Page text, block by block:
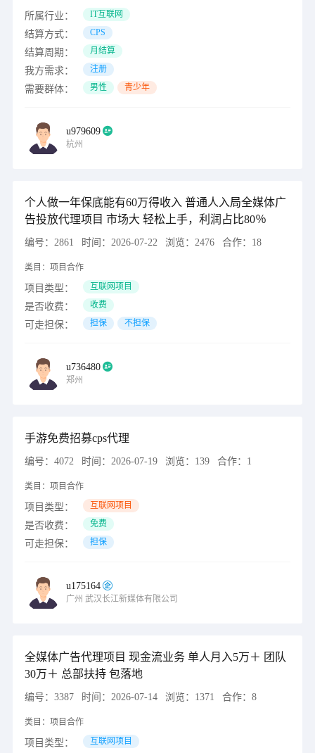
所属行业： IT互联网
结算方式： CPS
结算周期： 月结算
我方需求： 注册
需要群体： 男性 青少年
u979609
杭州
个人做一年保底能有60万得收入 普通人入局全媒体广
告投放代理项目 市场大 轻松上手，利润占比80％
编号： 2861 时间： 2026-07-22 浏览： 2476 合作： 18
类目： 项目合作
项目类型： 互联网项目
是否收费： 收费
可走担保： 担保 不担保
u736480
郑州
手游免费招募cps代理
编号： 4072 时间： 2026-07-19 浏览： 139 合作： 1
类目： 项目合作
项目类型： 互联网项目
是否收费： 免费
可走担保： 担保
u175164
广州 武汉长江新媒体有限公司
全媒体广告代理项目 现金流业务 单人月入5万＋ 团队
30万＋ 总部扶持 包落地
编号： 3387 时间： 2026-07-14 浏览： 1371 合作： 8
类目： 项目合作
项目类型： 互联网项目